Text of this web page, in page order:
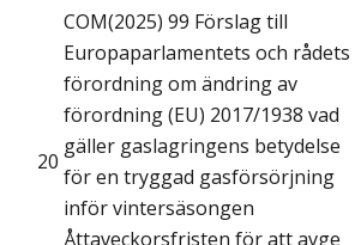
20
COM(2025) 99 Förslag till
Europaparlamentets och rådets
förordning om ändring av
förordning (EU) 2017/1938 vad
gäller gaslagringens betydelse
för en tryggad gasförsörjning
inför vintersäsongen
Åttaveckorsfristen för att avge